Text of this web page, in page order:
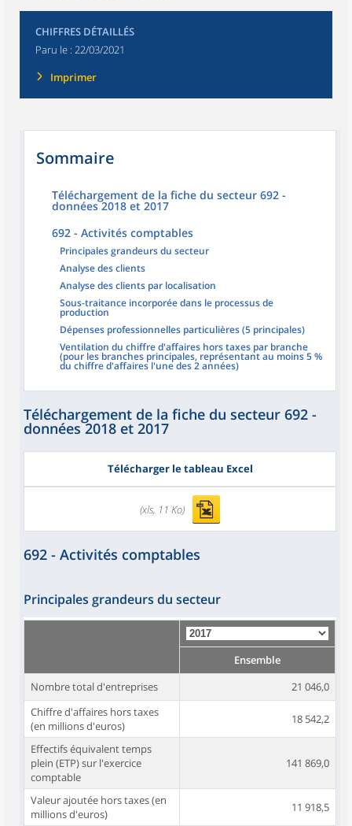
CHIFFRES DÉTAILLÉS
Paru le : 22/03/2021
Imprimer
Sommaire
Téléchargement de la fiche du secteur 692 -
données 2018 et 2017
692 - Activités comptables
Principales grandeurs du secteur
Analyse des clients
Analyse des clients par localisation
Sous-traitance incorporée dans le processus de
production
Dépenses professionnelles particulières (5 principales)
Ventilation du chiffre d'affaires hors taxes par branche
(pour les branches principales, représentant au moins 5 %
du chiffre d'affaires l'une des 2 années)
Téléchargement de la fiche du secteur 692 -
données 2018 et 2017
Télécharger le tableau Excel
(xls, 11 Ko)
692 - Activités comptables
Principales grandeurs du secteur
Ensemble
Nombre total d'entreprises
21 046,0
Chiffre d'affaires hors taxes
(en millions d'euros)
18 542,2
Effectifs équivalent temps
plein (ETP) sur l'exercice
comptable
141 869,0
Valeur ajoutée hors taxes (en
millions d'euros)
11 918,5